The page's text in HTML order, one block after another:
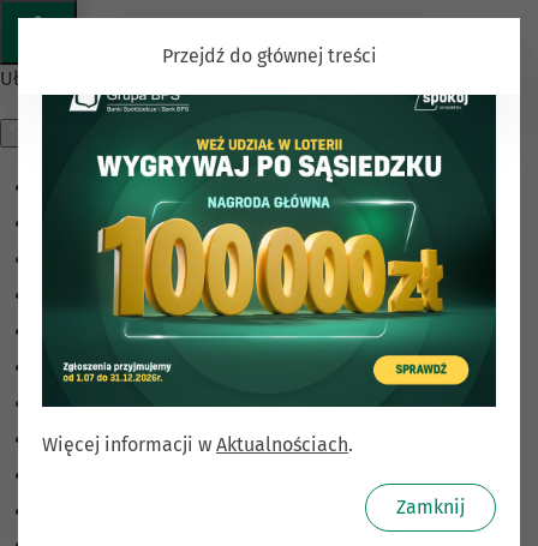
Ułatwienia dostępu
Monochromatyczny
Ciemny kontrast
Jasny kontrast
Niskie nasycenie
Wysokie nasycenie
Zaznacz linki
Zaznacz nagłówki
Przejdź do głównej treści
Więcej informacji w Aktualnościach.
Zamknij